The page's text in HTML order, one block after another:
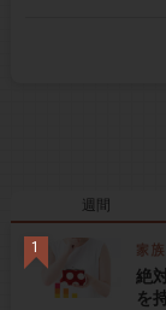
週間
絶
を